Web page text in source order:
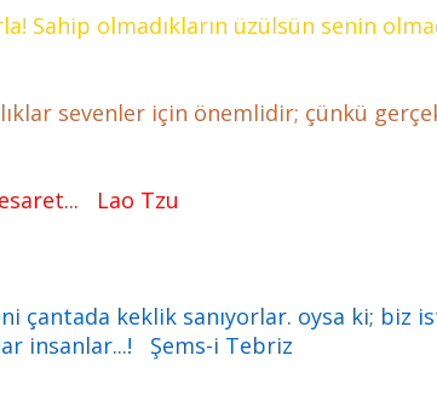
olmadıkların üzülsün senin
sevenler için önemlidir; çünkü
Lao Tzu
çantada keklik sanıyorlar. oysa ki; biz
insanlar...! Şems-i Tebriz